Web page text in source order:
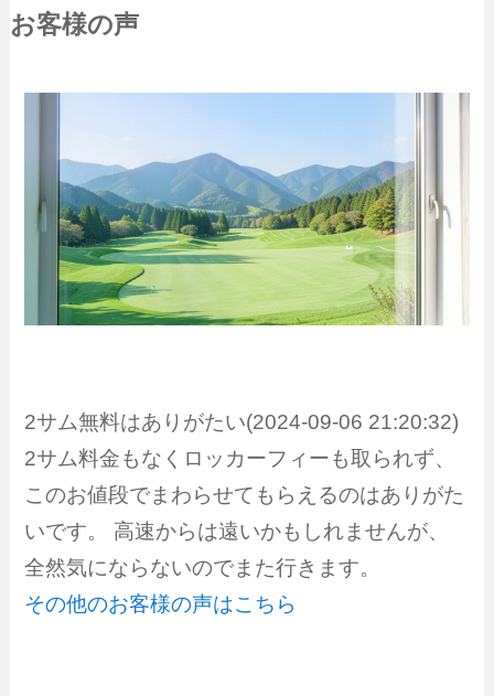
お客様の声
2サム無料はありがたい(2024-09-06 21:20:32)
2サム料金もなくロッカーフィーも取られず、
このお値段でまわらせてもらえるのはありがた
いです。 高速からは遠いかもしれませんが、
全然気にならないのでまた行きます。
その他のお客様の声はこちら